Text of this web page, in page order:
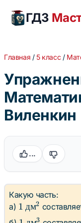
ГДЗ
Главная / 5 класс /
Виленкин
...
Какую часть:
а) 1
\text{
1 дм2
3